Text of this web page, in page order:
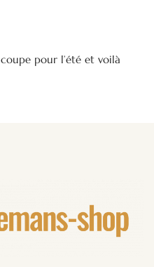
pour l’été et voilà